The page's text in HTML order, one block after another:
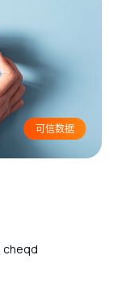
可信数据
cheqd